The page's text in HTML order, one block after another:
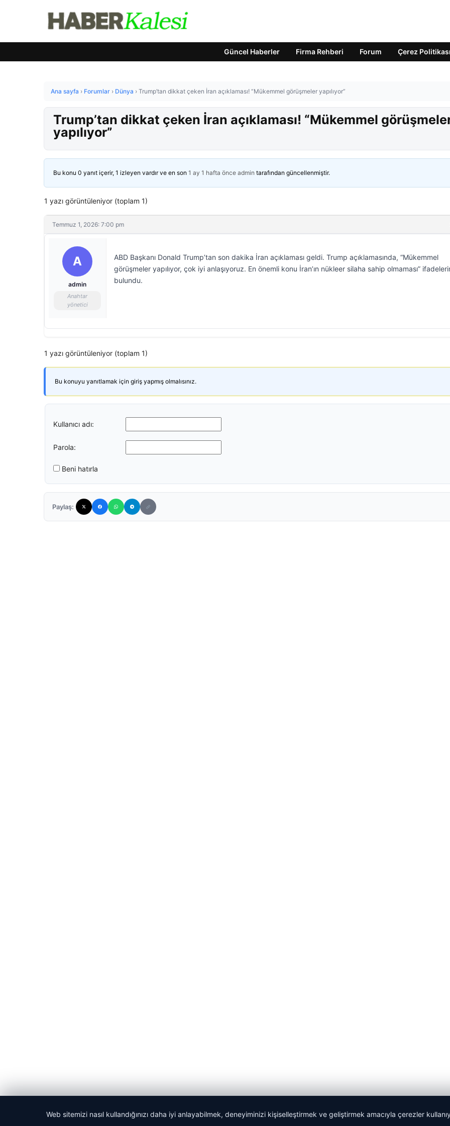
Güncel Haberler Firma Rehberi Forum Çerez Politikası
Ana sayfa › Forumlar › Dünya › Trump’tan dikkat çeken İran açıklaması! “Mükemmel görüşmeler yapılıyor”
Trump’tan dikkat çeken İran açıklaması! “Mükemmel
yapılıyor”
Bu konu 0 yanıt içerir, 1 izleyen vardır ve en son 1 ay 1 hafta önce admin tarafından güncellenmiştir.
1 yazı görüntüleniyor (toplam 1)
Temmuz 1, 2026: 7:00 pm
A
admin
Anahtar
yönetici
ABD Başkanı Donald Trump’tan son dakika İran açıklaması geldi. Trump açıklamasında, “Mükemmel
görüşmeler yapılıyor, çok iyi anlaşıyoruz. En önemli konu İran’ın nükleer silaha sahip olmaması”
bulundu.
1 yazı görüntüleniyor (toplam 1)
Bu konuyu yanıtlamak için giriş yapmış olmalısınız.
Kullanıcı adı:
Parola:
Beni hatırla
Paylaş:
© 2026 Haber Kalesi
Web sitemizi nasıl kullandığınızı daha iyi anlayabilmek, deneyiminizi kişiselleştirmek ve geliştirmek amacıyla çerezler